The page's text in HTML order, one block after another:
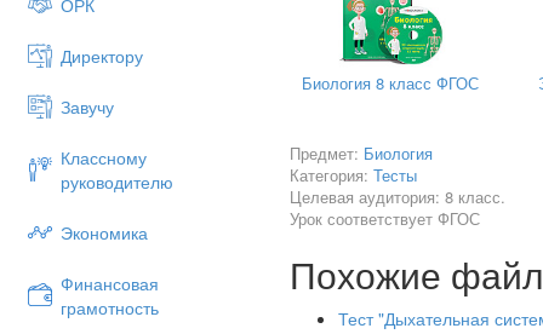
ОРК
Директору
Завучу
Классному
руководителю
Экономика
Финансовая
грамотность
В) вентиляция легких; Г)
9. Как называется процесс,
А) дыхательные движения;
В) вентиляция; Г) газообмен.
10. Назовите состояние, при
друг от друга.
В) громкая речь; Г) крик.
Биология 8 класс ФГОС
Предмет: Биология
Категория: Тесты
Целевая аудитория: 8 класс.
Урок соответствует ФГОС
Похожие
Тест "Дыхательная